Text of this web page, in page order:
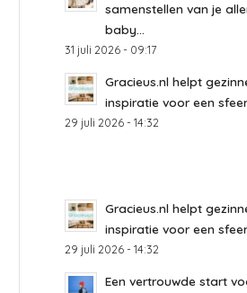
samenstellen van je
baby...
31 juli 2026 - 09:17
Gracieus.nl helpt
inspiratie voor een
29 juli 2026 - 14:32
Gracieus.nl helpt
inspiratie voor een
29 juli 2026 - 14:32
Een vertrouwde start